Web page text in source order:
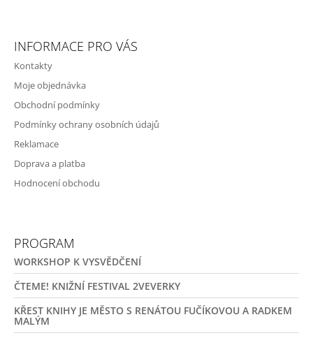
INFORMACE PRO VÁS
Kontakty
Moje objednávka
Obchodní podmínky
Podmínky ochrany osobních údajů
Reklamace
Doprava a platba
Hodnocení obchodu
PROGRAM
WORKSHOP K VYSVĚDČENÍ
ČTEME! KNIŽNÍ FESTIVAL 2VEVERKY
KŘEST KNIHY JE MĚSTO S RENÁTOU FUČÍKOVOU A RADKEM
MALÝM